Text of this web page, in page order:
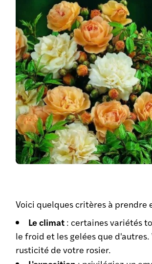
Voici quelques critères à prendre
Le climat : certaines variétés
le froid et les gelées que
rusticité de votre rosier.